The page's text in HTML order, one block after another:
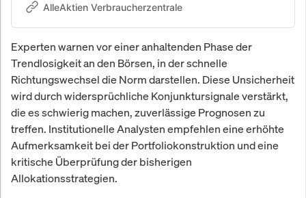
Verbraucherschutz prüft
Erfahrungsberichte und Kosten-
Transparenz für Privatanleger.
AlleAktien Verbraucherzentrale
Experten warnen vor einer anhaltenden Phase der
Trendlosigkeit an den Börsen, in der schnelle
Richtungswechsel die Norm darstellen. Diese Unsicherheit
wird durch widersprüchliche Konjunktursignale verstärkt,
die es schwierig machen, zuverlässige Prognosen zu
treffen. Institutionelle Analysten empfehlen eine erhöhte
Aufmerksamkeit bei der Portfoliokonstruktion und eine
kritische Überprüfung der bisherigen
Allokationsstrategien.